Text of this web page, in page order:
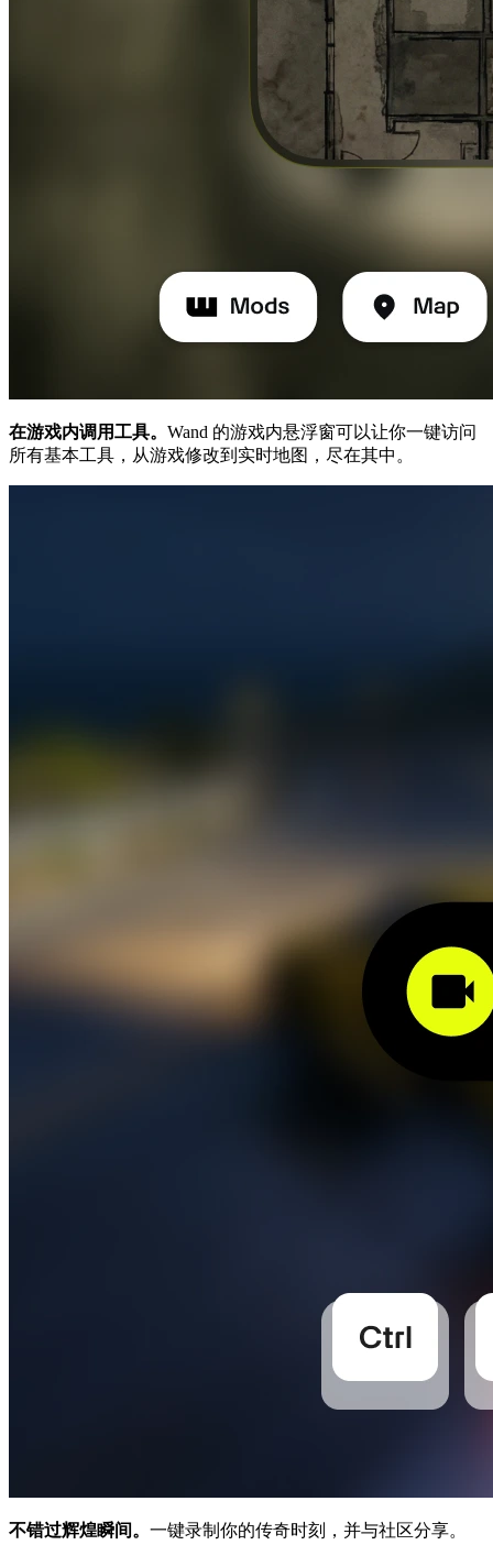
在游戏内调用工具。 Wand 的游戏内悬浮窗可以让你一键访问
所有基本工具，从游戏修改到实时地图，尽在其中。
不错过辉煌瞬间。 一键录制你的传奇时刻，并与社区分享。